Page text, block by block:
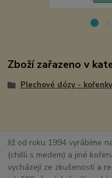
Zboží zařazeno v
Plechové dózy - kořenky
Již od roku 1994 vyrábíme
(chilli s medem) a jiné
vycházejí ze zkušeností a